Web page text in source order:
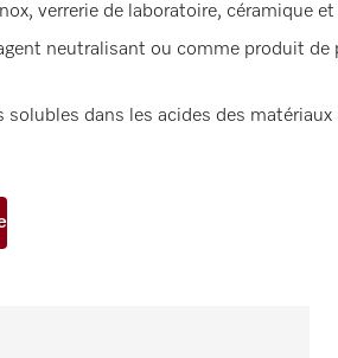
verrerie de laboratoire, céramique
neutralisant ou comme produit de
solubles dans les acides des matériaux